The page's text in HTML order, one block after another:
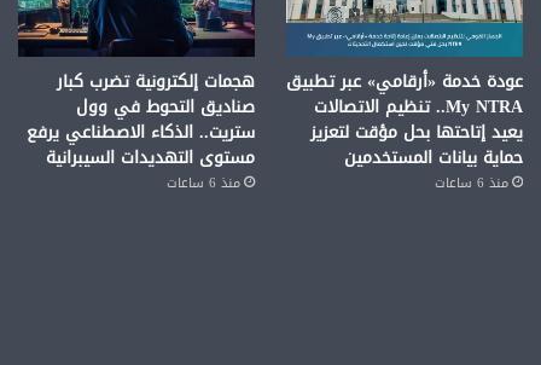
عودة خدمة «أرقامي» عبر تطبيق
My NTRA.. تنظيم الاتصالات
يعيد إتاحتها بحل مؤقت لتعزيز
حماية بيانات المستخدمين
منذ 6 ساعات
هجمات إلكترونية تضرب كبار
صناديق التحوط في وول
ستريت.. الذكاء الاصطناعي يرفع
مستوى التهديدات السيبرانية
منذ 6 ساعات